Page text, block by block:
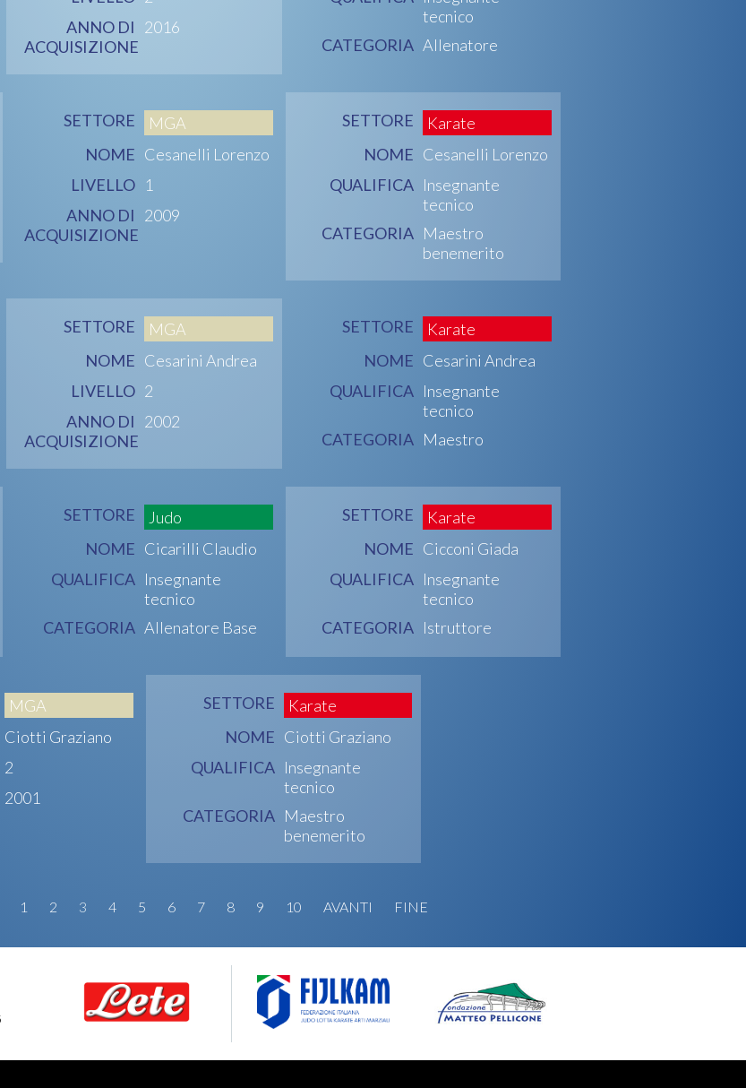
ANNO DI
ACQUISIZIONE
2016
tecnico
CATEGORIA Allenatore
SETTORE
MGA
NOME Cesanelli Lorenzo
LIVELLO 1
ANNO DI
ACQUISIZIONE
2009
SETTORE
Karate
NOME Cesanelli Lorenzo
QUALIFICA Insegnante
tecnico
CATEGORIA Maestro
benemerito
SETTORE
MGA
NOME Cesarini Andrea
LIVELLO 2
ANNO DI
ACQUISIZIONE
2002
SETTORE
Karate
NOME Cesarini Andrea
QUALIFICA Insegnante
tecnico
CATEGORIA Maestro
SETTORE
Judo
NOME Cicarilli Claudio
QUALIFICA Insegnante
tecnico
CATEGORIA Allenatore Base
SETTORE
Karate
NOME Cicconi Giada
QUALIFICA Insegnante
tecnico
CATEGORIA Istruttore
MGA
Ciotti Graziano
2
2001
SETTORE
Karate
NOME Ciotti Graziano
QUALIFICA Insegnante
tecnico
CATEGORIA Maestro
benemerito
1 2 3 4 5 6 7 8 9 10 AVANTI FINE